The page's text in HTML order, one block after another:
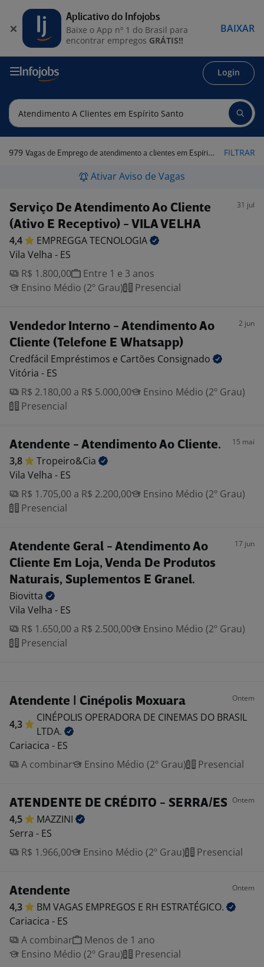
Login
979 Vagas de Emprego de atendimento a clientes em Espírito Santo FILTRAR
Ativar Aviso de Vagas
Serviço De Atendimento Ao Cliente
(Ativo E Receptivo) - VILA VELHA
31 jul
4,4 EMPREGGATECNOLOGIA
Vila Velha - ES
R$ 1.800,00
Entre 1 e 3 anos
Ensino Médio (2º Grau)
Presencial
Vendedor Interno - Atendimento Ao
Cliente (Telefone E Whatsapp)
2 jun
Credfácil Empréstimos e Cartões Consignado
Vitória - ES
R$ 2.180,00 a R$ 5.000,00
Ensino Médio (2º Grau)
Presencial
Atendente - Atendimento Ao Cliente. 15 mai
3,8
Tropeiro&Cia
Vila Velha - ES
R$ 1.705,00 a R$ 2.200,00
Ensino Médio (2º Grau)
Presencial
Atendente Geral - Atendimento Ao
Cliente Em Loja, Venda De Produtos
Naturais, Suplementos E Granel.
17 jun
Biovitta
Vila Velha - ES
R$ 1.650,00 a R$ 2.500,00
Ensino Médio (2º Grau)
Presencial
Atendente | Cinépolis Moxuara Ontem
4,3
CINÉPOLIS OPERADORA DE CINEMAS DO BRASIL
LTDA.
Cariacica - ES
A combinar
Ensino Médio (2º Grau) Presencial
ATENDENTE DE CRÉDITO - SERRA/ES Ontem
4,5
MAZZINI
Serra - ES
R$ 1.966,00
Ensino Médio (2º Grau) Presencial
Atendente Ontem
4,3 BM VAGAS EMPREGOS E RH ESTRATÉGICO.
Cariacica - ES
A combinar
Menos de 1 ano
Ensino Médio (2º Grau)
Presencial
Aplicativo do Infojobs
Baixe o App nº 1 do Brasil para
encontrar empregos GRÁTIS!!
BAIXAR